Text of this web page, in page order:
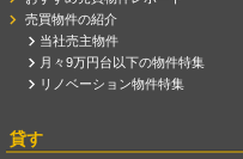
売買物件の紹介
当社売主物件
月々9万円台以下の物件特集
リノベーション物件特集
貸す